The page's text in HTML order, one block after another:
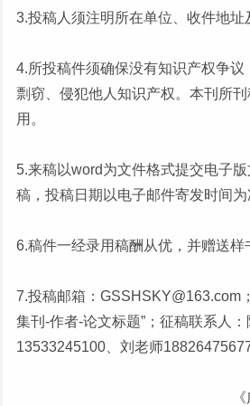
3.投稿人须注明所在单位、收件地址
4.所投稿件须确保没有知识产权争
剽窃、侵犯他人知识产权。本刊所刊
用。
5.来稿以word为文件格式提交电子
稿，投稿日期以电子邮件寄发时间为
6.稿件一经录用稿酬从优，并赠送样
7.投稿邮箱：GSSHSKY@163.com
集刊-作者-论文标题”；征稿联系人
13533245100、刘老师18826475677